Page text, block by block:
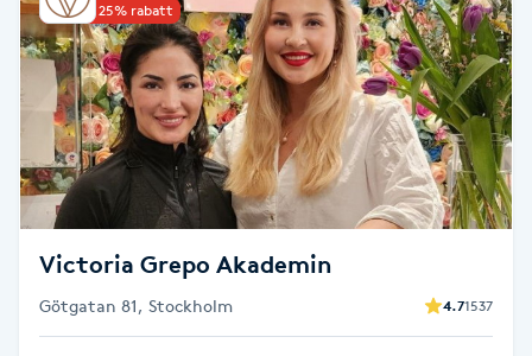
Hårförlängning
Hårvård
Hälsa
Hälsprickor
Upp till 25% rabatt
Victoria Grepo Akademin
Götgatan 81, Stockholm 4.71537